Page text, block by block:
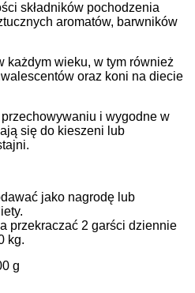
składników pochodzenia
aromatów, barwników
każdym wieku, w tym również
oraz koni na diecie
i wygodne w
się do kieszeni lub
jako nagrodę lub
przekraczać 2 garści dziennie
kg.
g